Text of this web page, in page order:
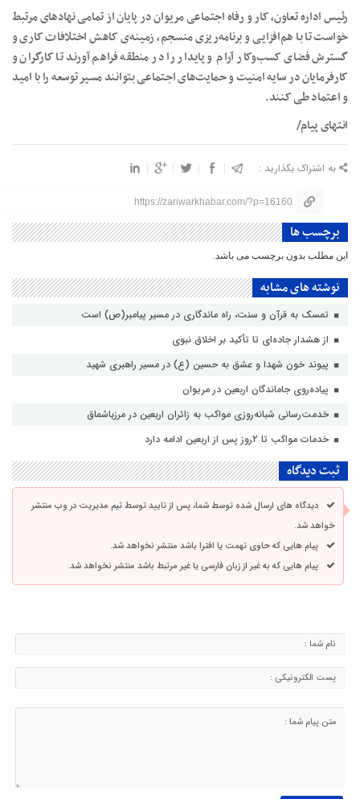
رئیس اداره تعاون، کار و رفاه اجتماعی مریوان در پایان از تمامی نهادهای مرتبط
خواست تا با هم‌افزایی و برنامه‌ریزی منسجم، زمینه‌ی کاهش اختلافات کاری و
گسترش فضای کسب‌وکار آرام و پایدار را در منطقه فراهم آورند تا کارگران و
کارفرمایان در سایه امنیت و حمایت‌های اجتماعی بتوانند مسیر توسعه را با امید
و اعتماد طی کنند.
انتهای پیام/
به اشتراک بگذارید :
https://zariwarkhabar.com/?p=16160
برچسب ها
این مطلب بدون برچسب می باشد.
نوشته های مشابه
تمسک به قرآن و سنت، راه ماندگاری در مسیر پیامبر(ص) است
از هشدار جاده‌ای تا تأکید بر اخلاق نبوی
پیوند خون شهدا و عشق به حسین (ع) در مسیر راهبری شهید
پیاده‌روی جاماندگان اربعین در مریوان
خدمت‌رسانی شبانه‌روزی مواکب به زائران اربعین در مرزباشماق
خدمات مواکب تا ۲روز پس از اربعین ادامه دارد
ثبت دیدگاه
دیدگاه های ارسال شده توسط شما، پس از تایید توسط تیم مدیریت در وب منتشر
خواهد شد.
پیام هایی که حاوی تهمت یا افترا باشد منتشر نخواهد شد.
پیام هایی که به غیر از زبان فارسی یا غیر مرتبط باشد منتشر نخواهد شد.